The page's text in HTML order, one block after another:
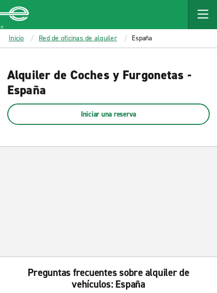
MAIN
CONTENT
Enterprise
Inicio Red de oficinas de alquiler España
Alquiler de Coches y Furgonetas -
España
Iniciar una reserva
Preguntas frecuentes sobre alquiler de
vehículos: España